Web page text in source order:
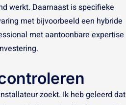
werkt. Daarnaast is specifieke
met bijvoorbeeld een hybride
met aantoonbare expertise
zoekt. Ik heb geleerd dat